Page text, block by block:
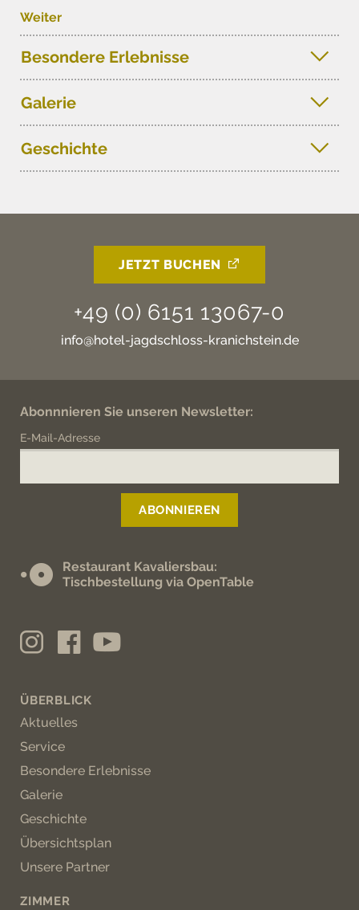
Weiter
Besondere Erlebnisse
Galerie
Geschichte
JETZT BUCHEN
+49 (0) 6151 13067-0
info@hotel-jagdschloss-kranichstein.de
Abonnnieren Sie unseren Newsletter:
E-Mail-Adresse
Restaurant Kavaliersbau:
Tischbestellung via OpenTable
ÜBERBLICK
Aktuelles
Service
Besondere Erlebnisse
Galerie
Geschichte
Übersichtsplan
Unsere Partner
ZIMMER